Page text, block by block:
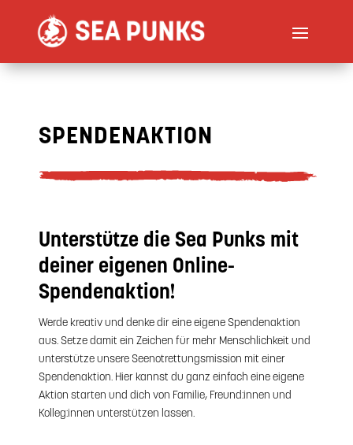
SPENDENAKTION
Unterstütze die Sea Punks mit
deiner eigenen Online-
Spendenaktion!
Werde kreativ und denke dir eine eigene Spendenaktion
aus. Setze damit ein Zeichen für mehr Menschlichkeit und
unterstütze unsere Seenotrettungsmission mit einer
Spendenaktion. Hier kannst du ganz einfach eine eigene
Aktion starten und dich von Familie, Freund:innen und
Kolleg:innen unterstützen lassen.